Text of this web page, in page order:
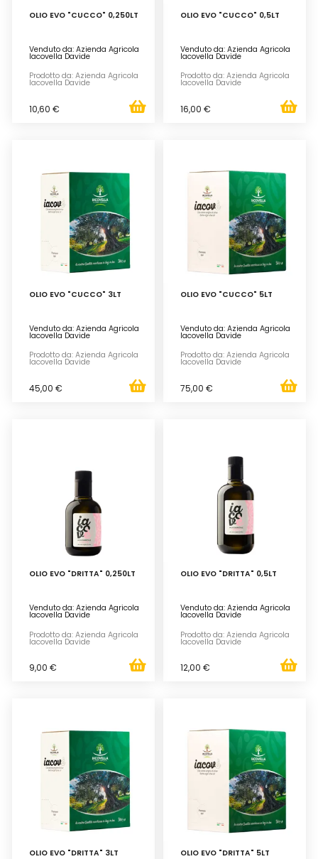
OLIO EVO "CUCCO" 0,250LT
Venduto da: Azienda Agricola
Iacovella Davide
Prodotto da: Azienda Agricola
Iacovella Davide
10,60 €
OLIO EVO "CUCCO" 0,5LT
Venduto da: Azienda Agricola
Iacovella Davide
Prodotto da: Azienda Agricola
Iacovella Davide
16,00 €
OLIO EVO "CUCCO" 3LT
Venduto da: Azienda Agricola
Iacovella Davide
Prodotto da: Azienda Agricola
Iacovella Davide
45,00 €
OLIO EVO "CUCCO" 5LT
Venduto da: Azienda Agricola
Iacovella Davide
Prodotto da: Azienda Agricola
Iacovella Davide
75,00 €
OLIO EVO "DRITTA" 0,250LT
Venduto da: Azienda Agricola
Iacovella Davide
Prodotto da: Azienda Agricola
Iacovella Davide
9,00 €
OLIO EVO "DRITTA" 0,5LT
Venduto da: Azienda Agricola
Iacovella Davide
Prodotto da: Azienda Agricola
Iacovella Davide
12,00 €
OLIO EVO "DRITTA" 3LT OLIO EVO "DRITTA" 5LT